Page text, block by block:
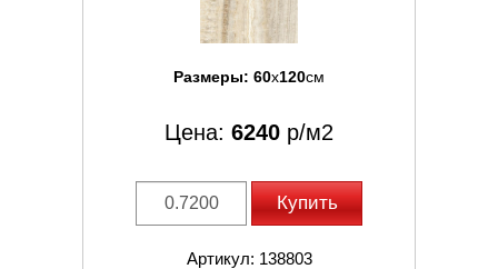
Размеры: 60x120см
Цена: 6240 р/м2
Купить
Артикул: 138803